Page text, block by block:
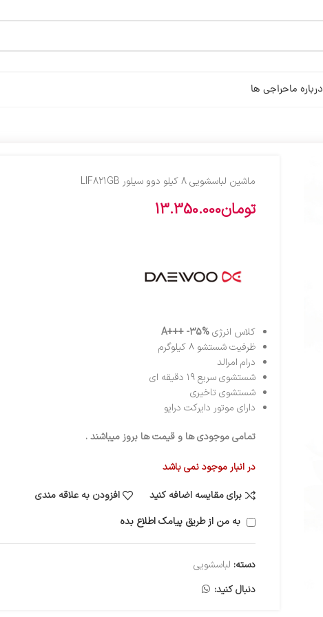
درباره ماحراجی ها
ماشين لباسشويي 8 کيلو دوو سيلور LIF821GB
تومان13.350.000
کلاس انرژیA+++ -35%
ظرفیت شستشو ۸ کیلوگرم
درام امرالد
شستشوی سریع ۱۹ دقیقه ای
شستشوی تاخیری
دارای موتور دایرکت درایو
تمامی موجودی ها و قیمت ها بروز میباشند .
در انبار موجود نمی باشد
برای مقایسه اضافه کنید
افزودن به علاقه مندی
به من از طریق پیامک اطلاع بده
دسته: لباسشویی
دنبال کنید: